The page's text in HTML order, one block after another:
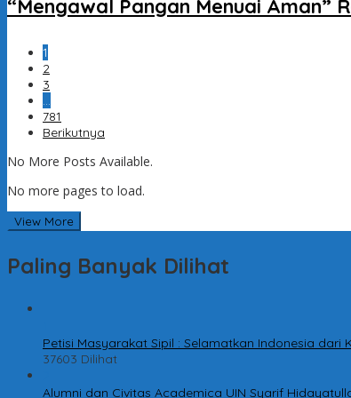
“Mengawal Pangan Menuai Aman”
1
2
3
…
781
Berikutnya
No More Posts Available.
No more pages to load.
View More
Paling Banyak Dilihat
Petisi Masyarakat Sipil : Selamatkan Indonesia
37603 Dilihat
Alumni dan Civitas Academica UIN Syarif